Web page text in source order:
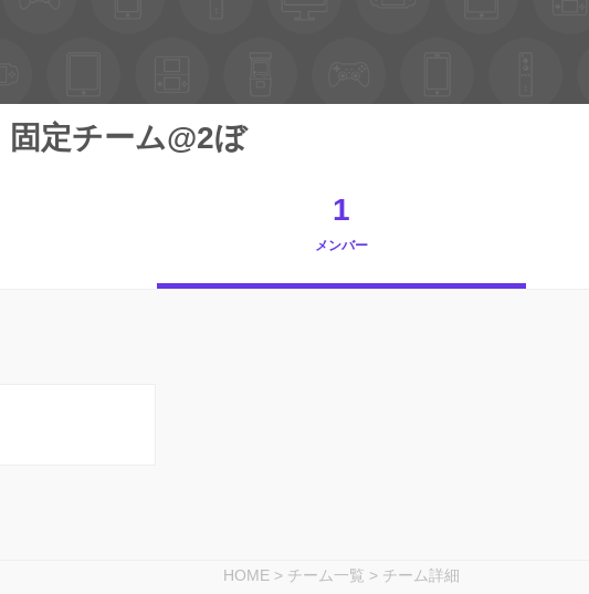
固定チーム@2ぼ
1
メンバー
HOME > チーム一覧 > チーム詳細